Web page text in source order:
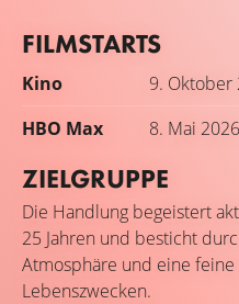
FILMSTARTS
Kino
9. Oktober
HBO Max
8. Mai 2026
ZIELGRUPPE
Die Handlung begeistert
25 Jahren und besticht
Atmosphäre und eine
Lebenszwecken.